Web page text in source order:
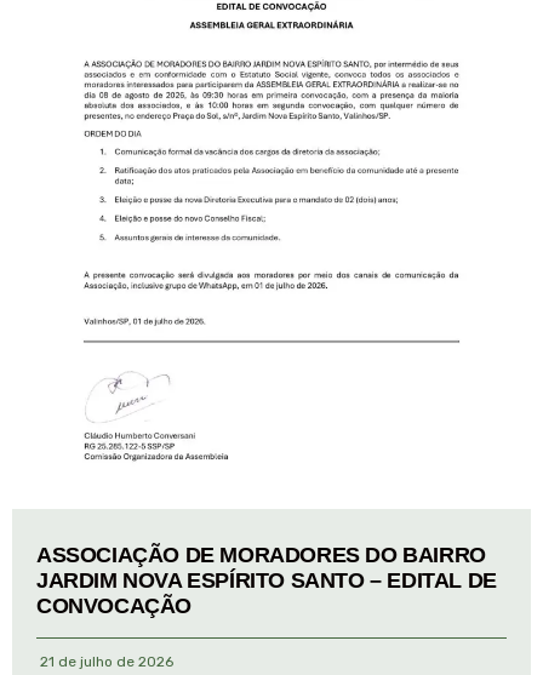
ASSOCIAÇÃO DE MORADORES DO BAIRRO
JARDIM NOVA ESPÍRITO SANTO – EDITAL DE
CONVOCAÇÃO
21 de julho de 2026